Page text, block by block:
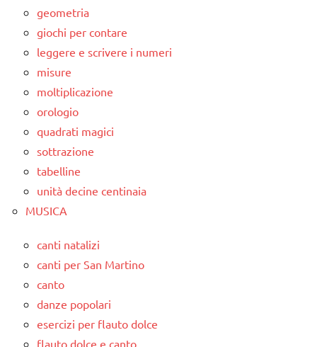
geometria
giochi per contare
leggere e scrivere i numeri
misure
moltiplicazione
orologio
quadrati magici
sottrazione
tabelline
unità decine centinaia
MUSICA
canti natalizi
canti per San Martino
canto
danze popolari
esercizi per flauto dolce
flauto dolce e canto